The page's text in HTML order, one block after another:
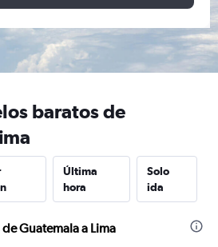
baratos de
Última
hora
Solo
ida
Guatemala a Lima